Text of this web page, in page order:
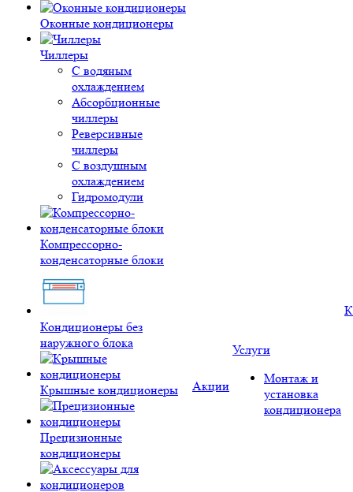
Оконные кондиционеры
Чиллеры
С водяным
охлаждением
Абсорбционные
чиллеры
Реверсивные
чиллеры
С воздушным
охлаждением
Гидромодули
Компрессорно-
конденсаторные блоки
Кондиционеры без
наружного блока
Крышные кондиционеры
Прецизионные
кондиционеры
Акции
Услуги
Монтаж и
установка
кондиционера